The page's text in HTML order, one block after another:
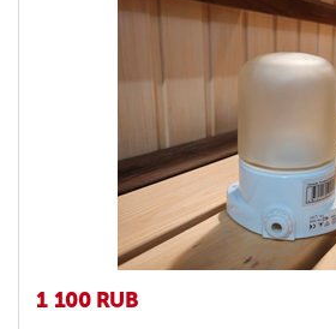
1 100 RUB